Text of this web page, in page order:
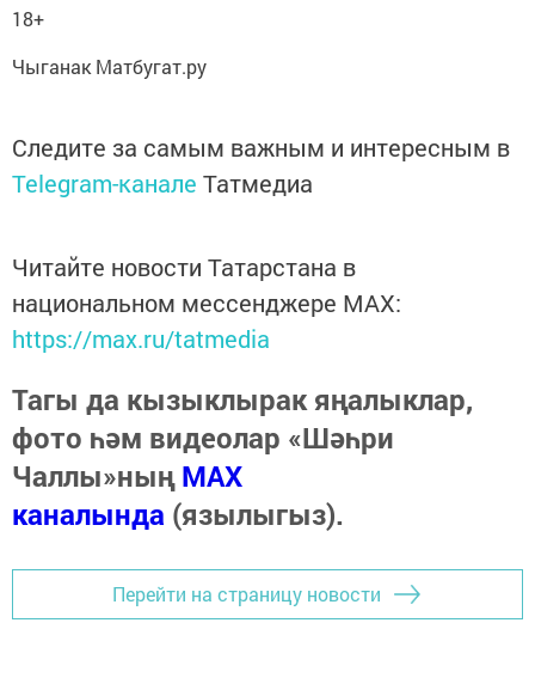
18+
Чыганак Матбугат.ру
Следите за самым важным и интересным в
Telegram-канале Татмедиа
Читайте новости Татарстана в
национальном мессенджере MАХ:
https://max.ru/tatmedia
Тагы да кызыклырак яңалыклар,
фото һәм видеолар «Шәһри
Чаллы»ныңMAX
каналында (язылыгыз).
Перейти на страницу новости